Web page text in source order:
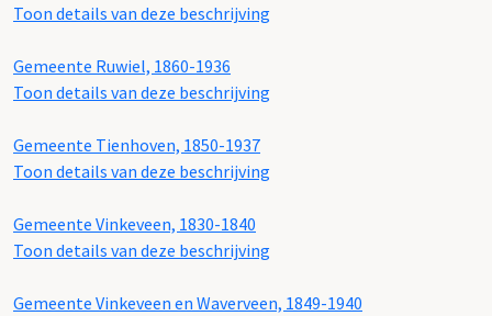
Toon details van deze beschrijving
Gemeente Ruwiel, 1860-1936
Toon details van deze beschrijving
Gemeente Tienhoven, 1850-1937
Toon details van deze beschrijving
Gemeente Vinkeveen, 1830-1840
Toon details van deze beschrijving
Gemeente Vinkeveen en Waverveen, 1849-1940